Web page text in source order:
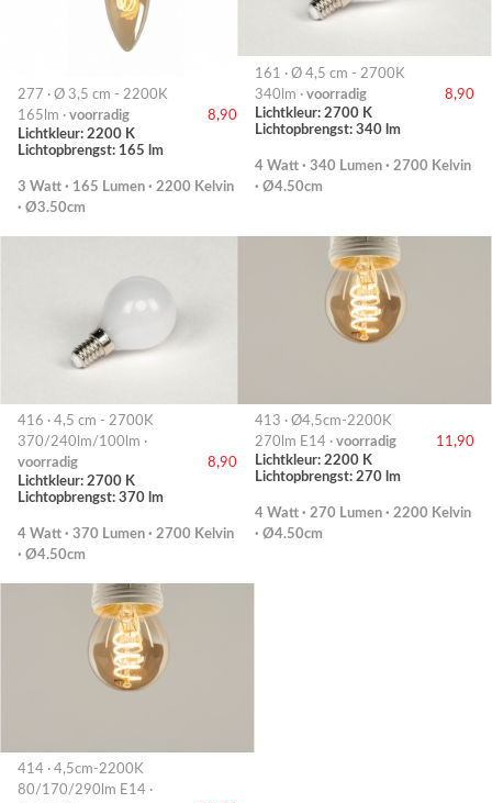
277 · Ø 3,5 cm - 2200K
165lm · voorradig
8,90
Lichtkleur: 2200 K
Lichtopbrengst: 165 lm
3 Watt · 165 Lumen · 2200 Kelvin
· Ø3.50cm
161 · Ø 4,5 cm - 2700K
340lm · voorradig
8,90
Lichtkleur: 2700 K
Lichtopbrengst: 340 lm
4 Watt · 340 Lumen · 2700 Kelvin
· Ø4.50cm
416 · 4,5 cm - 2700K
370/240lm/100lm ·
voorradig
8,90
Lichtkleur: 2700 K
Lichtopbrengst: 370 lm
4 Watt · 370 Lumen · 2700 Kelvin
· Ø4.50cm
413 · Ø4,5cm-2200K
270lm E14 · voorradig
11,90
Lichtkleur: 2200 K
Lichtopbrengst: 270 lm
4 Watt · 270 Lumen · 2200 Kelvin
· Ø4.50cm
414 · 4,5cm-2200K
80/170/290lm E14 ·